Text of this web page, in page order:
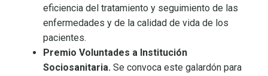
eficiencia del tratamiento y seguimiento de las
enfermedades y de la calidad de vida de los
pacientes.
Premio Voluntades a Institución
Sociosanitaria. Se convoca este galardón para